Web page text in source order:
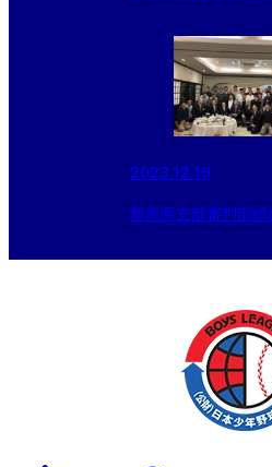
2023.12.16
群馬県支部審判部総